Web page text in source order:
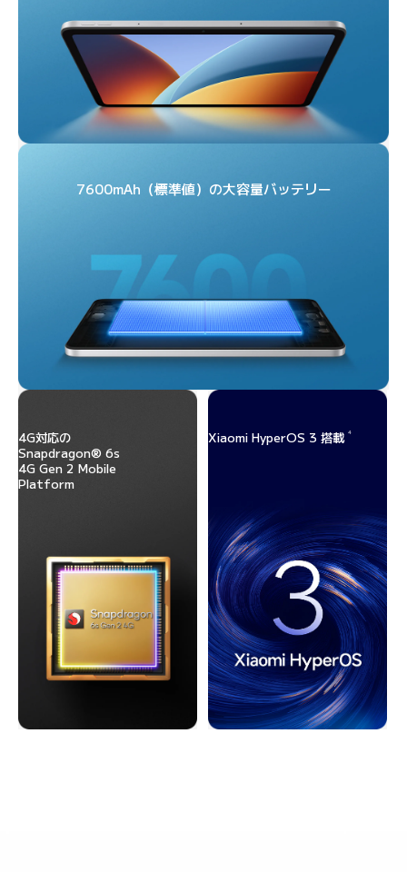
7600mAh（標準値）の大容量バッテリー
4G対応の
Snapdragon® 6s
4G Gen 2 Mobile
Platform
Xiaomi HyperOS 3 搭載 4